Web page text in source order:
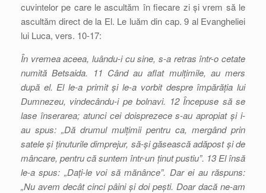
cuvintelor pe care le ascultăm în fiecare zi și vrem să le
ascultăm direct de la El. Le luăm din cap. 9 al Evangheliei
lui Luca, vers. 10-17:
În vremea aceea, luându-i cu sine, s-a retras într-o cetate
numită Betsaida. 11 Când au aflat mulțimile, au mers
după el. El le-a primit și le-a vorbit despre împărăția lui
Dumnezeu, vindecându-i pe bolnavi. 12 Începuse să se
lase înserarea; atunci cei doisprezece s-au apropiat și i-
au spus: „Dă drumul mulțimii pentru ca, mergând prin
satele și ținuturile dimprejur, să-și găsească adăpost și de
mâncare, pentru că suntem într-un ținut pustiu”. 13 El însă
le-a spus: „Dați-le voi să mănânce”. Dar ei au răspuns:
„Nu avem decât cinci pâini și doi pești. Doar dacă ne-am